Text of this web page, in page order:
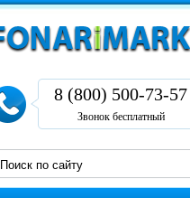
8 (800) 500-73-57
Звонок бесплатный